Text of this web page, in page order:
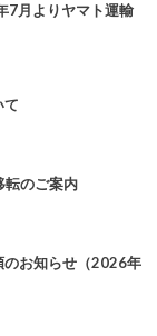
7月よりヤマト運輸
て
転のご案内
のお知らせ（2026年